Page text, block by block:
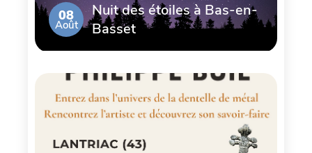
08
Août
Nuit des étoiles à Bas-en-
Basset